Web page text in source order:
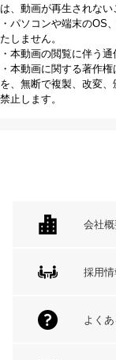
は、動画が再生されない
・パソコンや端末のOS
たしません。
・本動画の閲覧に伴う
・本動画に関する著作
を、無断で複製、改変
禁止します。
会社
採用情
よく